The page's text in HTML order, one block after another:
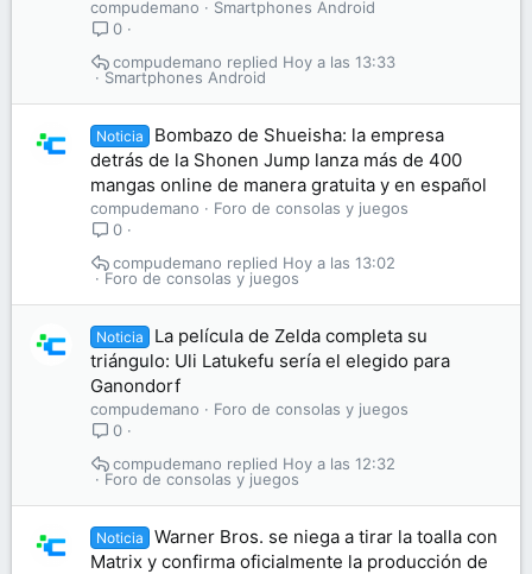
compudemano
Smartphones Android
0
Smartphones Android
Hoy a las 13:33
compudemano
Noticia
Bombazo de Shueisha: la empresa
detrás de la Shonen Jump lanza más de 400
mangas online de manera gratuita y en español
compudemano
Foro de consolas y juegos
0
Foro de consolas y juegos
Hoy a las 13:02
compudemano
Noticia
La película de Zelda completa su
triángulo: Uli Latukefu sería el elegido para
Ganondorf
compudemano
Foro de consolas y juegos
0
Foro de consolas y juegos
Hoy a las 12:32
compudemano
Noticia
Warner Bros. se niega a tirar la toalla con
Matrix y confirma oficialmente la producción de